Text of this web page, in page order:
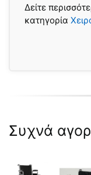
Δείτε
κατηγορία
Συχνά